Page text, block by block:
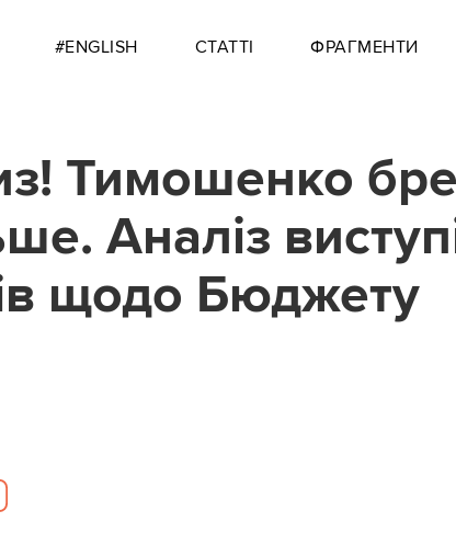
#ENGLISH СТАТТІ ФРАГМЕНТИ
Тимошенко
Аналіз
щодо Бюджету